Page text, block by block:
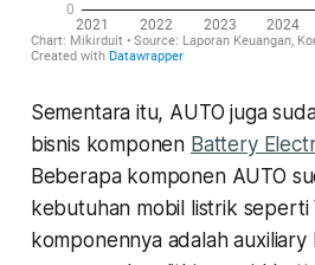
Sementara itu, AUTO juga
bisnis komponen Battery
Beberapa komponen AUTO
kebutuhan mobil listrik seperti
komponennya adalah